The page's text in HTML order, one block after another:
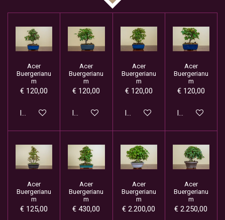
Acer
Buergerianu
m
€ 120,00
In winkelwagen
Acer
Buergerianu
m
€ 120,00
In winkelwagen
Acer
Buergerianu
m
€ 120,00
In winkelwagen
Acer
Buergerianu
m
€ 120,00
In
Acer
Buergerianu
m
€ 125,00
Acer
Buergerianu
m
€ 430,00
Acer
Buergerianu
m
€ 2.200,00
Acer
Buergerianu
m
€ 2.250,00